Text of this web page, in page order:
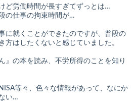
ど労働時間が長すぎてずっとは…
の仕事の拘束時間が…
に就くことができたのですが、普段の
方はしたくないと感じていました。
』の本を読み、不労所得のことを知り
等々、色々な情報があって、なにか
い…